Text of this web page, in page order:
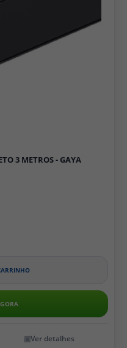
3 METROS - GAYA
Ver detalhes